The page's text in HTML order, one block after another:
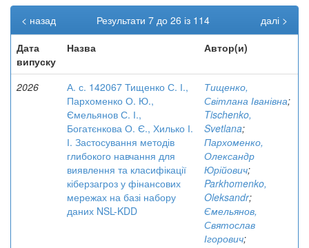
Результати 7 до 26 із 114
< назад
далі >
Дата
випуску
Назва Автор(и)
2026
А. с. 142067 Тищенко С. І.,
Пархоменко О. Ю.,
Ємельянов С. І.,
Богатєнкова О. Є., Хилько І.
І. Застосування методів
глибокого навчання для
виявлення та класифікації
кіберзагроз у фінансових
мережах на базі набору
даних NSL-KDD
Тищенко,
Світлана Іванівна;
Tischenko,
Svetlana;
Пархоменко,
Олександр
Юрійович;
Parkhomenko,
Oleksandr;
Ємельянов,
Святослав
Ігорович;